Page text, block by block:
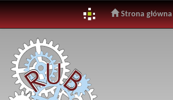
navigation
Strona główna